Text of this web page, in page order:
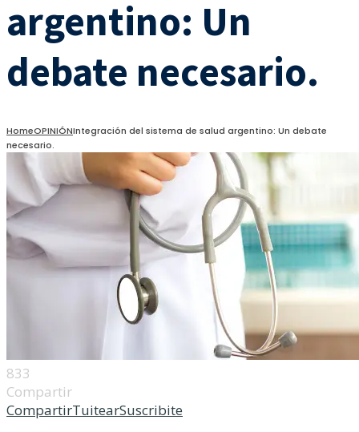
argentino: Un
debate necesario.
HomeOPINIÓNIntegración del sistema de salud argentino: Un debate
necesario.
833
Compartir
CompartirTuitearSuscribite